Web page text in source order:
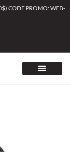
CODE PROMO: WEB-